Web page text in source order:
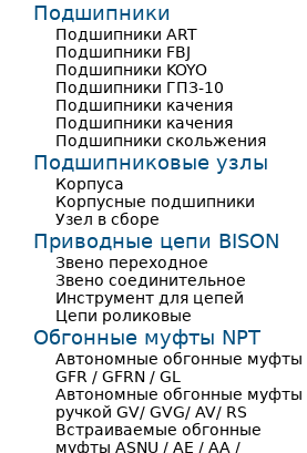
Подшипники
Подшипники ART
Подшипники FBJ
Подшипники KOYO
Подшипники ГПЗ-10
Подшипники качения
Подшипники качения
Подшипники скольжения
Подшипниковые узлы
Корпуса
Корпусные подшипники
Узел в сборе
Приводные цепи BISON
Звено переходное
Звено соединительное
Инструмент для цепей
Цепи роликовые
Обгонные муфты NPT
Автономные обгонные муфты
GFR / GFRN / GL
Автономные обгонные муфты
ручкой GV/ GVG/ AV/ RS
Встраиваемые обгонные
муфты ASNU / AE / AA /